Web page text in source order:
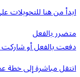
ابدأ من هنا للتحويلات
متضرر بالفعل
دفعت بالفعل أو شاركت
انتقل مباشرة إلى خطة